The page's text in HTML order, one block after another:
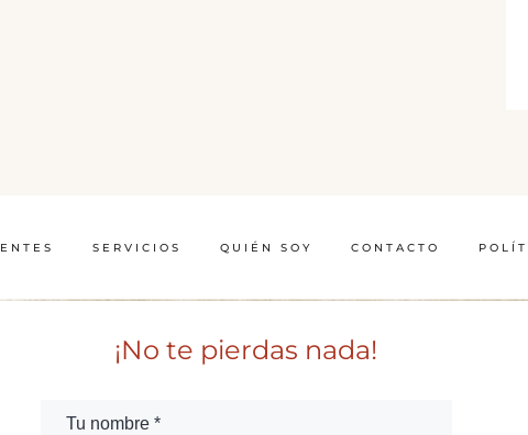
SERVICIOS QUIÉN SOY CONTACTO
¡No te pierdas nada!
Tu nombre *